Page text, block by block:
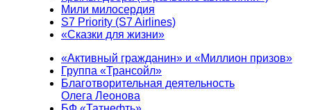
Мили милосердия
S7 Priority (S7 Airlines)
«Сказки для жизни»
«Активный гражданин» и «Миллион призов»
Группа «Трансойл»
Благотворительная деятельность
Олега Леонова